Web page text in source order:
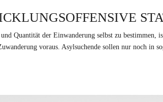
Quantität der Einwanderung selbst zu bestimmen,
voraus. Asylsuchende sollen nur noch in